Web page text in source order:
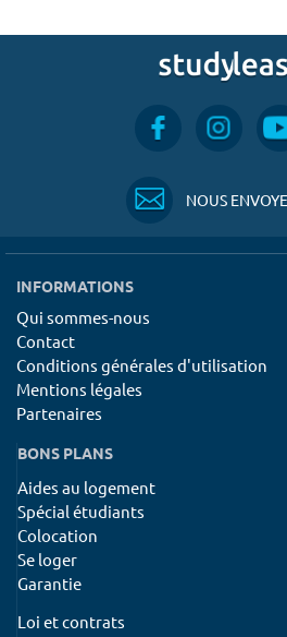
NOUS
INFORMATIONS
Qui sommes-nous
Contact
Conditions générales d'utilisation
Mentions légales
Partenaires
BONS PLANS
Aides au logement
Spécial étudiants
Colocation
Se loger
Garantie
Loi et contrats